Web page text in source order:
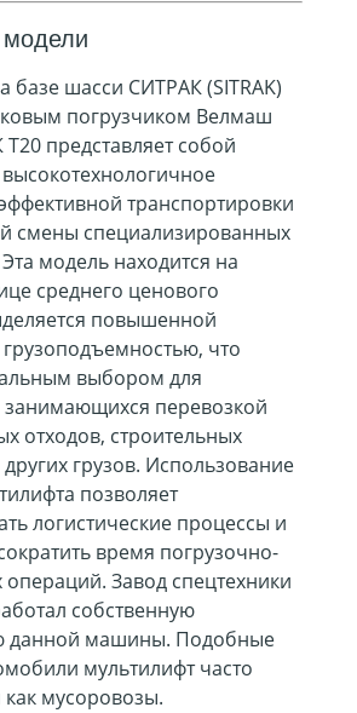
базе шасси СИТРАК (SITRAK)
погрузчиком Велмаш
представляет собой
транспортировки
смены специализированных
модель находится на
среднего ценового
повышенной
что
выбором для
занимающихся перевозкой
отходов, строительных
грузов. Использование
позволяет
логистические процессы и
время погрузочно-
операций. Завод спецтехники
собственную
данной машины. Подобные
мультилифт часто
как мусоровозы.